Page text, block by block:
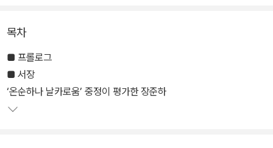
저자 고상만은 2년 전 우연한 기회로 중앙정보부의 '장준하 동향 보
고'를 입수했다. 장준하의 삶에서 어떤 일이 벌어졌고, 그가 무엇을 위
해 누구와 싸웠으며 그 과정에서 어떤 탄압과 고통을 받았는지를 중
정의 감시 기록을 바탕으로 낱낱이 공개하고, 중정이 장준하 선생을
상대로 한 사찰, 미행, 도청, 사설 정보원을 활용한 정보 수집 등 불의
목차
■ 프롤로그
■ 서장
‘온순하나 날카로움’ 중정이 평가한 장준하